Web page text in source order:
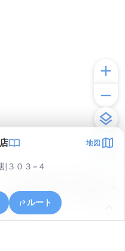
地図
３０３−４
ルート
地割